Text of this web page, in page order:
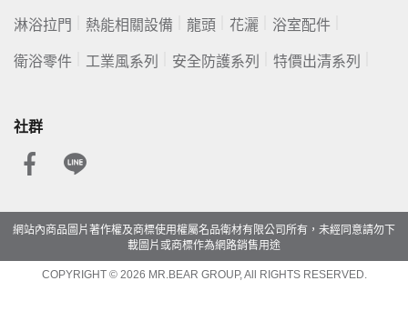
淋浴拉門 熱能相關設備 龍頭 花灑 浴室配件
衛浴零件 工業風系列 安全防護系列 特價出清系列
社群
網站內商品圖片著作權及商標使用權屬名品衛材有限公司所有，未經同意請勿下
載圖片或商標作為網路銷售用途
COPYRIGHT © 2026 MR.BEAR GROUP, All RIGHTS RESERVED.